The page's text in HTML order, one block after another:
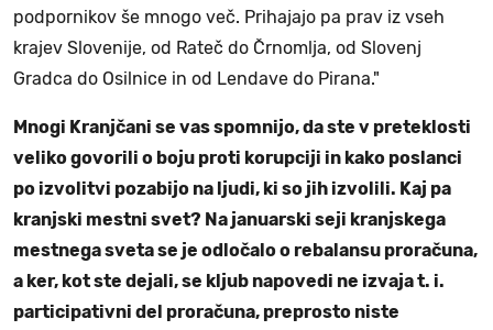
podpornikov še mnogo več. Prihajajo pa prav iz vseh
krajev Slovenije, od Rateč do Črnomlja, od Slovenj
Gradca do Osilnice in od Lendave do Pirana."
Mnogi Kranjčani se vas spomnijo, da ste v preteklosti
veliko govorili o boju proti korupciji in kako poslanci
po izvolitvi pozabijo na ljudi, ki so jih izvolili. Kaj pa
kranjski mestni svet? Na januarski seji kranjskega
mestnega sveta se je odločalo o rebalansu proračuna,
a ker, kot ste dejali, se kljub napovedi ne izvaja t. i.
participativni del proračuna, preprosto niste